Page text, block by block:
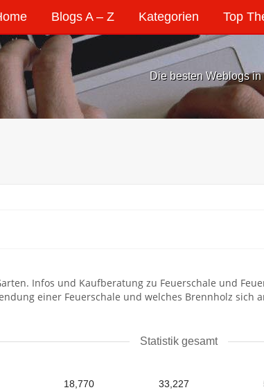
Blogs A – Z Kategorien Top
Die besten Weblogs
Infos und Kaufberatung zu Feuerschale und
einer Feuerschale und welches Brennholz sich
Statistik gesamt
18,770 33,227